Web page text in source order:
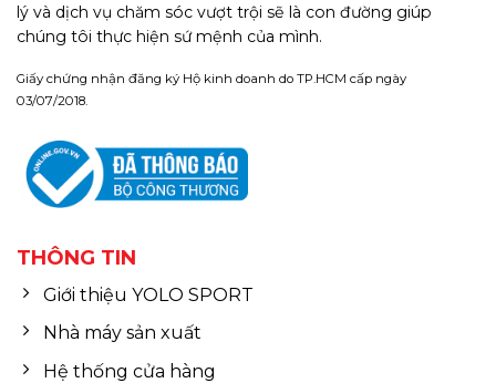
lý và dịch vụ chăm sóc vượt trội sẽ là con đường giúp
chúng tôi thực hiện sứ mệnh của mình.
Giấy chứng nhận đăng ký Hộ kinh doanh do TP.HCM cấp ngày
03/07/2018.
THÔNG TIN
Giới thiệu YOLO SPORT
Nhà máy sản xuất
Hệ thống cửa hàng